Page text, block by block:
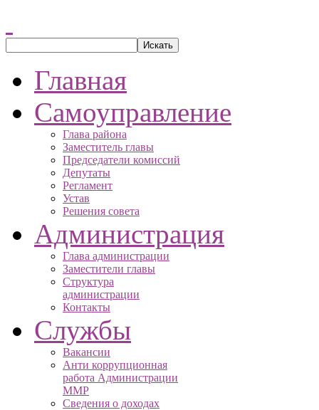
Главная
Самоуправление
Глава района
Заместитель главы
Председатели комиссий
Депутаты
Регламент
Устав
Решения совета
Администрация
Глава администрации
Заместители главы
Структура
администрации
Контакты
Службы
Вакансии
Анти коррупционная
работа Администрации
ММР
Сведения о доходах